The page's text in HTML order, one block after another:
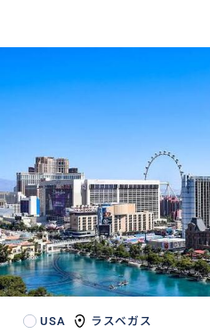
USA ラスベガス